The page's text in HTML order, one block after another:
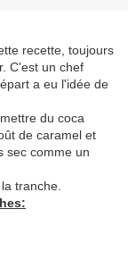
recette, toujours
C'est un chef
a eu l'idée de
du coca
de caramel et
sec comme un
tranche.